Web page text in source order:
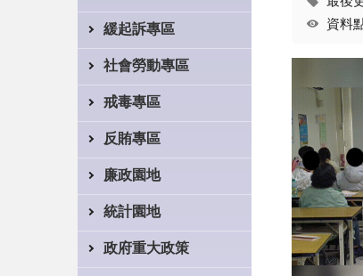
緩起訴專區
社會勞動專區
戒毒專區
反賄專區
廉政園地
統計園地
政府重大政策
資料